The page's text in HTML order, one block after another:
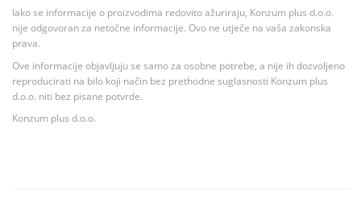
Iako se informacije o proizvodima redovito ažuriraju, Konzum plus d.o.o.
nije odgovoran za netočne informacije. Ovo ne utječe na vaša zakonska
prava.
Ove informacije objavljuju se samo za osobne potrebe, a nije ih dozvoljeno
reproducirati na bilo koji način bez prethodne suglasnosti Konzum plus
d.o.o. niti bez pisane potvrde.
Konzum plus d.o.o.